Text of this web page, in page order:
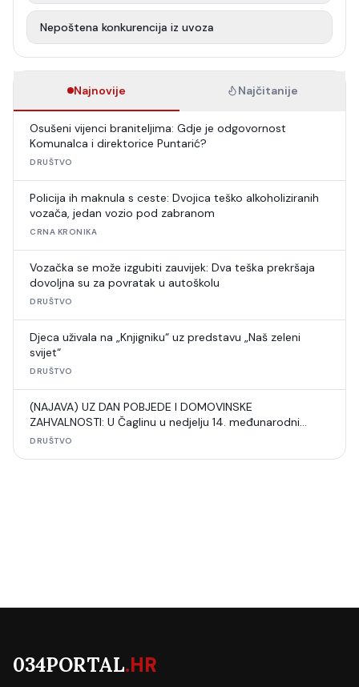
Nepoštena konkurencija iz uvoza
Najnovije Najčitanije
Osušeni vijenci braniteljima: Gdje je odgovornost
Komunalca i direktorice Puntarić?
DRUŠTVO
Policija ih maknula s ceste: Dvojica teško alkoholiziranih
vozača, jedan vozio pod zabranom
CRNA KRONIKA
Vozačka se može izgubiti zauvijek: Dva teška prekršaja
dovoljna su za povratak u autoškolu
DRUŠTVO
Djeca uživala na „Knjigniku“ uz predstavu „Naš zeleni
svijet“
DRUŠTVO
(NAJAVA) UZ DAN POBJEDE I DOMOVINSKE
ZAHVALNOSTI: U Čaglinu u nedjelju 14. međunarodni
šahovski turnir
DRUŠTVO
034PORTAL.HR